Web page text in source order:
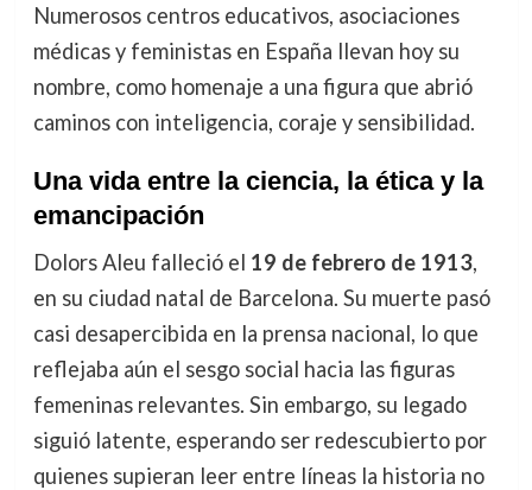
Numerosos centros educativos, asociaciones
médicas y feministas en España llevan hoy su
nombre, como homenaje a una figura que abrió
caminos con inteligencia, coraje y sensibilidad.
Una vida entre la ciencia, la ética y la
emancipación
Dolors Aleu falleció el 19 de febrero de 1913,
en su ciudad natal de Barcelona. Su muerte pasó
casi desapercibida en la prensa nacional, lo que
reflejaba aún el sesgo social hacia las figuras
femeninas relevantes. Sin embargo, su legado
siguió latente, esperando ser redescubierto por
quienes supieran leer entre líneas la historia no